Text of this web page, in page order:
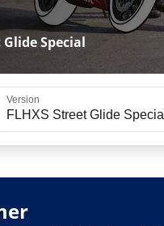
Glide Special
Version
FLHXS Street Glide Special